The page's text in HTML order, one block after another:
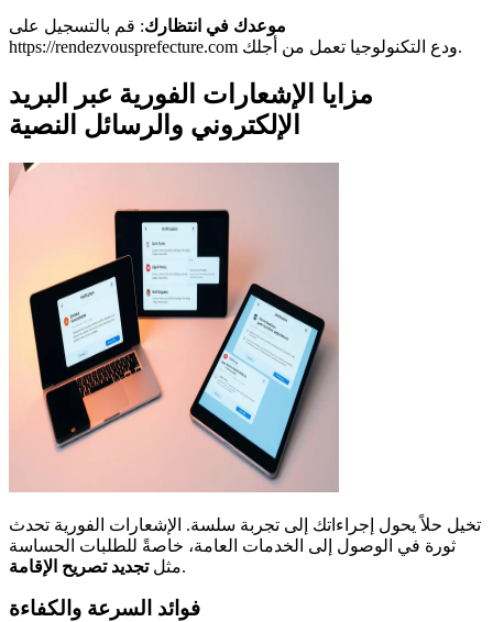
موعدك في انتظارك: قم بالتسجيل على
https://rendezvousprefecture.com ودع التكنولوجيا تعمل من أجلك.
مزايا الإشعارات الفورية عبر البريد
الإلكتروني والرسائل النصية
تخيل حلاً يحول إجراءاتك إلى تجربة سلسة. الإشعارات الفورية تحدث
ثورة في الوصول إلى الخدمات العامة، خاصةً للطلبات الحساسة
مثلتجديد تصريح الإقامة .
فوائد السرعة والكفاءة